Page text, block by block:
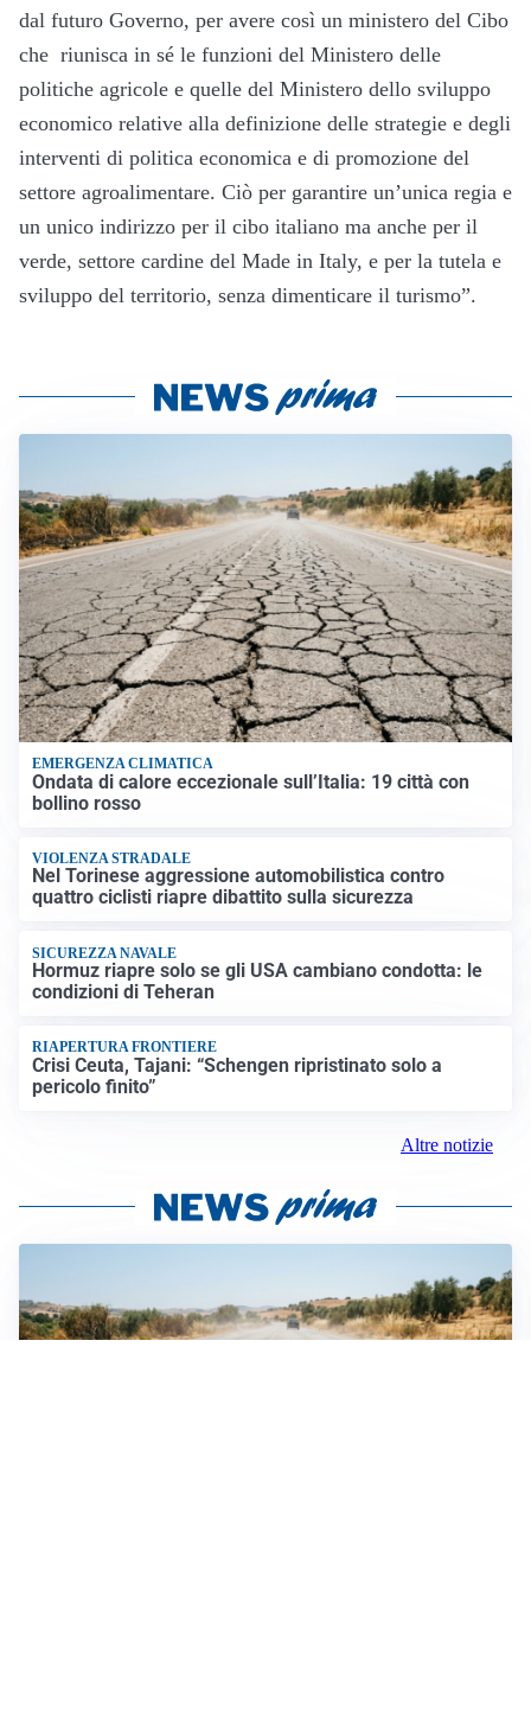
dal futuro Governo, per avere così un ministero del Cibo
che riunisca in sé le funzioni del Ministero delle
politiche agricole e quelle del Ministero dello sviluppo
economico relative alla definizione delle strategie e degli
interventi di politica economica e di promozione del
settore agroalimentare. Ciò per garantire un’unica regia e
un unico indirizzo per il cibo italiano ma anche per il
verde, settore cardine del Made in Italy, e per la tutela e
sviluppo del territorio, senza dimenticare il turismo”.
EMERGENZA CLIMATICA
Ondata di calore eccezionale sull’Italia: 19 città con
bollino rosso
VIOLENZA STRADALE
Nel Torinese aggressione automobilistica contro
quattro ciclisti riapre dibattito sulla sicurezza
SICUREZZA NAVALE
Hormuz riapre solo se gli USA cambiano condotta: le
condizioni di Teheran
RIAPERTURA FRONTIERE
Crisi Ceuta, Tajani: “Schengen ripristinato solo a
pericolo finito”
Altre notizie